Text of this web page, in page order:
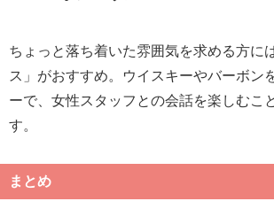
ちょっと落ち着いた雰囲気を求める方に
ス」がおすすめ。ウイスキーやバーボン
ーで、女性スタッフとの会話を楽しむこ
す。
まとめ